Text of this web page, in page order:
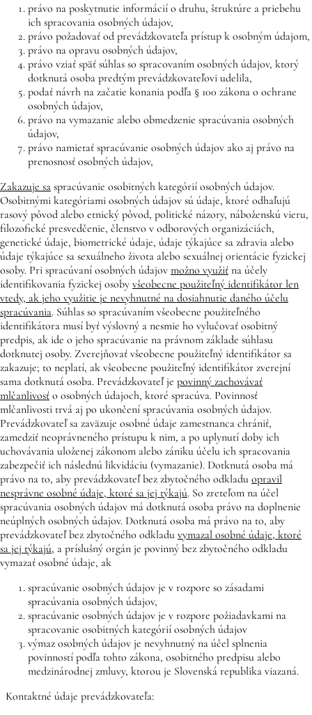
právo na poskytnutie informácií o druhu, štruktúre a priebehu
ich spracovania osobných údajov,
právo požadovať od prevádzkovateľa prístup k osobným údajom,
právo na opravu osobných údajov,
právo vziať späť súhlas so spracovaním osobných údajov, ktorý
dotknutá osoba predtým prevádzkovateľovi udelila,
podať návrh na začatie konania podľa § 100 zákona o ochrane
osobných údajov,
právo na vymazanie alebo obmedzenie spracúvania osobných
údajov,
právo namietať spracúvanie osobných údajov ako aj právo na
prenosnosť osobných údajov,
Zakazuje sa spracúvanie osobitných kategórií osobných údajov.
Osobitnými kategóriami osobných údajov sú údaje, ktoré odhaľujú
rasový pôvod alebo etnický pôvod, politické názory, náboženskú vieru,
filozofické presvedčenie, členstvo v odborových organizáciách,
genetické údaje, biometrické údaje, údaje týkajúce sa zdravia alebo
údaje týkajúce sa sexuálneho života alebo sexuálnej orientácie fyzickej
osoby. Pri spracúvaní osobných údajov možno využiť na účely
identifikovania fyzickej osoby všeobecne použiteľný identifikátor len
vtedy, ak jeho využitie je nevyhnutné na dosiahnutie daného účelu
spracúvania. Súhlas so spracúvaním všeobecne použiteľného
identifikátora musí byť výslovný a nesmie ho vylučovať osobitný
predpis, ak ide o jeho spracúvanie na právnom základe súhlasu
dotknutej osoby. Zverejňovať všeobecne použiteľný identifikátor sa
zakazuje; to neplatí, ak všeobecne použiteľný identifikátor zverejní
sama dotknutá osoba. Prevádzkovateľ je povinný zachovávať
mlčanlivosť o osobných údajoch, ktoré spracúva. Povinnosť
mlčanlivosti trvá aj po ukončení spracúvania osobných údajov.
Prevádzkovateľ sa zaväzuje osobné údaje zamestnanca chrániť,
zamedziť neoprávneného prístupu k nim, a po uplynutí doby ich
uchovávania uloženej zákonom alebo zániku účelu ich spracovania
zabezpečiť ich následnú likvidáciu (vymazanie). Dotknutá osoba má
právo na to, aby prevádzkovateľ bez zbytočného odkladu opravil
nesprávne osobné údaje, ktoré sa jej týkajú. So zreteľom na účel
spracúvania osobných údajov má dotknutá osoba právo na doplnenie
neúplných osobných údajov. Dotknutá osoba má právo na to, aby
prevádzkovateľ bez zbytočného odkladu vymazal osobné údaje, ktoré
sa jej týkajú, a príslušný orgán je povinný bez zbytočného odkladu
vymazať osobné údaje, ak
spracúvanie osobných údajov je v rozpore so zásadami
spracúvania osobných údajov,
spracúvanie osobných údajov je v rozpore požiadavkami na
spracovanie osobitných kategórií osobných údajov
výmaz osobných údajov je nevyhnutný na účel splnenia
povinností podľa tohto zákona, osobitného predpisu alebo
medzinárodnej zmluvy, ktorou je Slovenská republika viazaná.
Kontaktné údaje prevádzkovateľa: